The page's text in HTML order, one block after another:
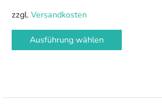
zzgl. Versandkosten
Ausführung wählen